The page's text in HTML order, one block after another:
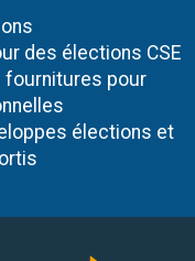
des élections CSE
fournitures pour
élections et